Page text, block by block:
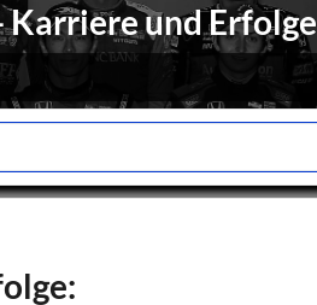
Karriere und Erfolge